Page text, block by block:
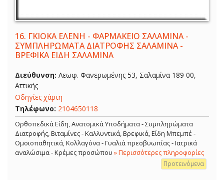
16. ΓΚΙΟΚΑ ΕΛΕΝΗ - ΦΑΡΜΑΚΕΙΟ ΣΑΛΑΜΙΝΑ -
ΣΥΜΠΛΗΡΩΜΑΤΑ ΔΙΑΤΡΟΦΗΣ ΣΑΛΑΜΙΝΑ -
ΒΡΕΦΙΚΑ ΕΙΔΗ ΣΑΛΑΜΙΝΑ
Διεύθυνση: Λεωφ. Φανερωμένης 53, Σαλαμίνα 189 00,
Αττικής
Οδηγίες χάρτη
Τηλέφωνο: 2104650118
Ορθοπεδικά Είδη, Ανατομικά Υποδήματα - Συμπληρώματα
Διατροφής, Βιταμίνες - Καλλυντικά, Βρεφικά, Είδη Μπεμπέ -
Ομοιοπαθητικά, Κολλαγόνα - Γυαλιά πρεσβυωπίας - Ιατρικά
αναλώσιμα - Κρέμες προσώπου » Περισσότερες πληροφορίες
Προτεινόμενα